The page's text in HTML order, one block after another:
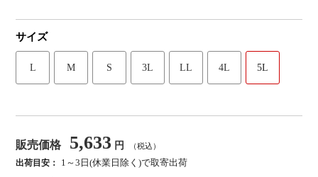
サイズ
L M S 3L LL 4L 5L
販売価格 5,633 円 （税込）
出荷目安：
1～3日(休業日除く)で取寄出荷